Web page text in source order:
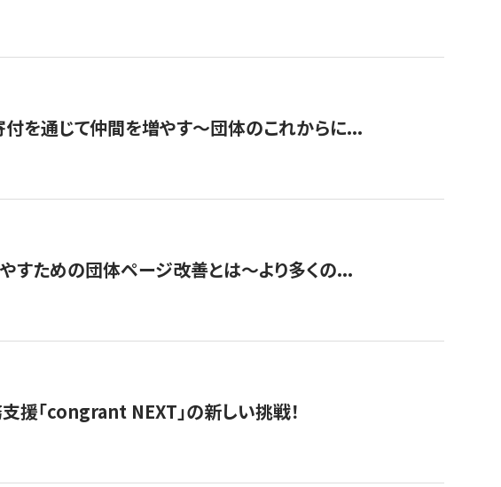
付を通じて仲間を増やす～団体のこれからに...
やすための団体ページ改善とは～より多くの...
援「congrant NEXT」の新しい挑戦！